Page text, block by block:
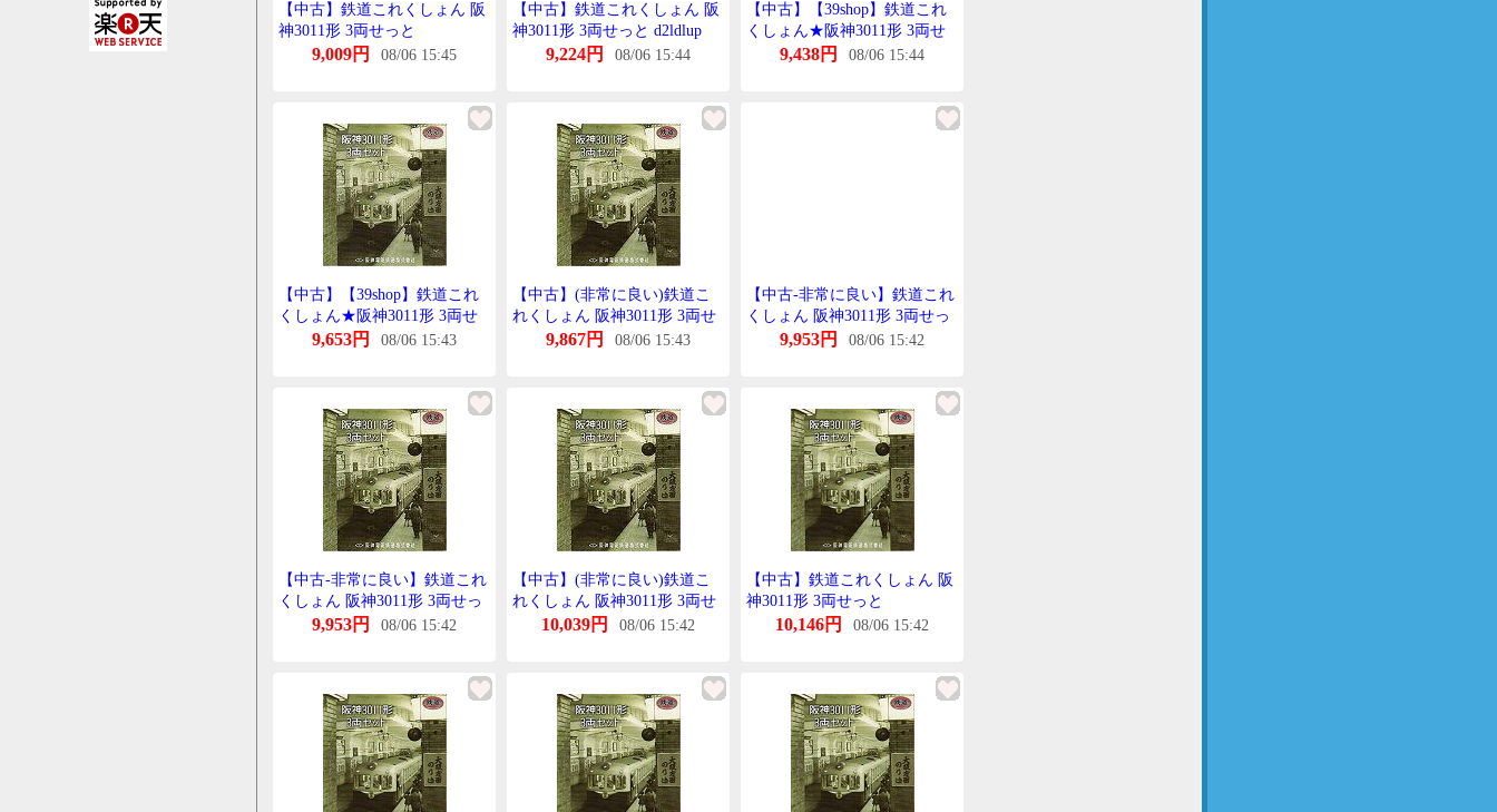
【中古】鉄道これくしょん 阪
神3011形 3両せっと
9,009円 08/06 15:45
【中古】鉄道これくしょん 阪
神3011形 3両せっと d2ldlup
9,224円 08/06 15:44
【中古】【39shop】鉄道これ
くしょん★阪神3011形 3両せ
っと(非常に良い)
9,438円 08/06 15:44
【中古】【39shop】鉄道これ
くしょん★阪神3011形 3両せ
っと(非常に良い)
9,653円 08/06 15:43
【中古】(非常に良い)鉄道こ
れくしょん 阪神3011形 3両せ
9,867円 08/06 15:43
【中古-非常に良い】鉄道これ
くしょん 阪神3011形 3両せっ
9,953円 08/06 15:42
【中古-非常に良い】鉄道これ
くしょん 阪神3011形 3両せっ
9,953円 08/06 15:42
【中古】(非常に良い)鉄道こ
れくしょん 阪神3011形 3両せ
っと10,039円 08/06 15:42
【中古】鉄道これくしょん 阪
神3011形 3両せっと
10,146円 08/06 15:42